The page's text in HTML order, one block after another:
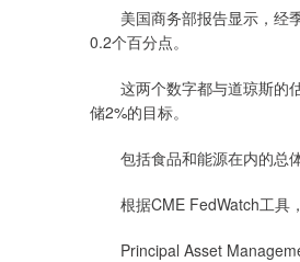
美国商务部报告显示，经季
0.2个百分点。
这两个数字都与道琼斯的估
储2%的目标。
包括食品和能源在内的总体
根据CME FedWatch工具，
Principal Asset